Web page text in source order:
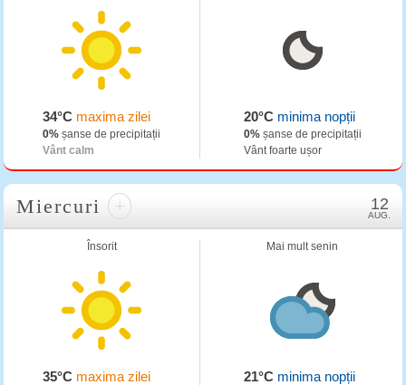
34°C maxima zilei
0% șanse de precipitații
Vânt calm
20°Cminima nopții
0%șanse de precipitații
Vânt foarte ușor
Miercuri + 12
AUG.
Însorit
35°C maxima zilei
Mai mult senin
21°Cminima nopții